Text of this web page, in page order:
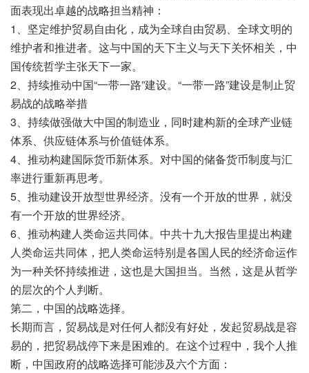
面表现出卓越的战略担当精神：
1、坚定维护贸易自由化，成为全球自由贸易、全球文明的
维护者和推进者。这与中国的天下主义与天下关怀相关，中
国传统哲学主张天下一家。
2、持续推动中国“一带一路”建设。“一带一路”建设是制止贸
易战的战略举措
3、持续做强做大中国的制造业，同时建构新的全球产业链
体系、供应链体系与价值链体系。
4、推动构建国际货币新体系。对中国的储备货币制度与汇
率进行重新再思考。
5、推动建设开放型世界经济。没有一个开放的世界，就没
有一个开放的世界经济。
6、推动构建人类命运共同体。中共十九大报告里提出构建
人类命运共同体，把人类命运特别是各国人民的经济命运作
为一种关怀持续推进，这也是大国担当。当然，这是从哲学
的层次的个人判断。
第二，中国的战略选择。
长期而言，贸易战是对任何人都没有好处，发起贸易战是容
易的，把贸易战停下来是困难的。在这个过程中，我个人推
断，中国政府的战略选择可能涉及六个方面：